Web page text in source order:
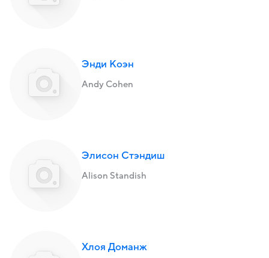
Энди Коэн
Andy Cohen
Элисон Стэндиш
Alison Standish
Хлоя Доманж